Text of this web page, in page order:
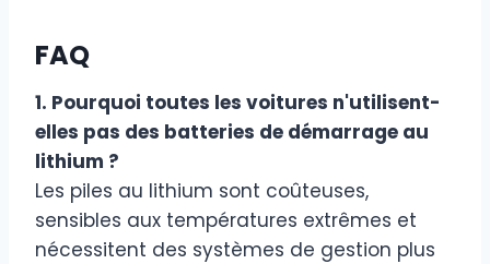
FAQ
1. Pourquoi toutes les voitures n'utilisent-
elles pas des batteries de démarrage au
lithium ?
Les piles au lithium sont coûteuses,
sensibles aux températures extrêmes et
nécessitent des systèmes de gestion plus